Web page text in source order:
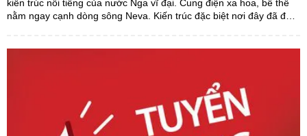
kiến trúc nổi tiếng của nước Nga vĩ đại. Cung điện xa hoa, bề thế
nằm ngay cạnh dòng sông Neva. Kiến trúc đặc biệt nơi đây đã để